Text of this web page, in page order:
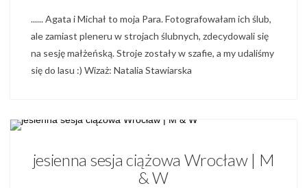
...... Agata i Michał to moja Para. Fotografowałam ich ślub,
ale zamiast pleneru w strojach ślubnych, zdecydowali się
na sesję małżeńską. Stroje zostały w szafie, a my udaliśmy
się do lasu :) Wizaż: Natalia Stawiarska
jesienna sesja ciążowa Wrocław | M
& W